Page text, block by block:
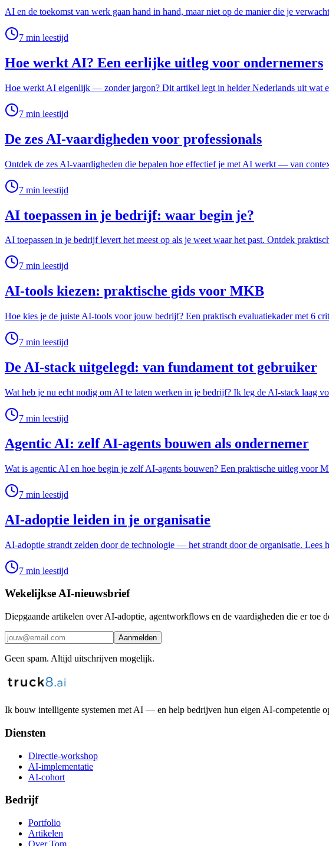
AI en de toekomst van werk gaan hand in hand, maar niet op de manier die je
7 min leestijd
Hoe werkt AI? Een eerlijke uitleg voor ondernemers
Hoe werkt AI eigenlijk — zonder jargon? Dit artikel legt in helder Nederlands uit wat
7 min leestijd
De zes AI-vaardigheden voor professionals
Ontdek de zes AI-vaardigheden die bepalen hoe effectief je met AI werkt — van
7 min leestijd
AI toepassen in je bedrijf: waar begin je?
AI toepassen in je bedrijf levert het meest op als je weet waar het past. Ontdek
7 min leestijd
AI-tools kiezen: praktische gids voor MKB
Hoe kies je de juiste AI-tools voor jouw bedrijf? Een praktisch evaluatiekader met
7 min leestijd
De AI-stack uitgelegd: van fundament tot gebruiker
Wat heb je nu echt nodig om AI te laten werken in je bedrijf? Ik leg de AI-stack laag
7 min leestijd
Agentic AI: zelf AI-agents bouwen als ondernemer
Wat is agentic AI en hoe begin je zelf AI-agents bouwen? Een praktische uitleg voor
7 min leestijd
AI-adoptie leiden in je organisatie
AI-adoptie strandt zelden door de technologie — het strandt door de organisatie. Lees
7 min leestijd
Wekelijkse AI-nieuwsbrief
Diepgaande artikelen over AI-adoptie, agentworkflows en de vaardigheden die er
Aanmelden
Geen spam. Altijd uitschrijven mogelijk.
Ik bouw intelligente systemen met AI — en help bedrijven hun eigen AI-competentie
Diensten
Directie-workshop
AI-implementatie
AI-cohort
Bedrijf
Portfolio
Artikelen
Over Tom